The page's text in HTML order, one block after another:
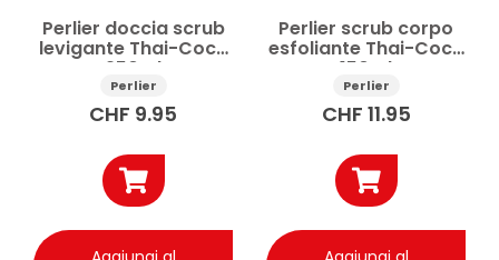
Perlier doccia scrub
levigante Thai-Coco
250ml
Perlier
CHF 9.95
Perlier scrub corpo
esfoliante Thai-Coco
150ml
Perlier
CHF 11.95